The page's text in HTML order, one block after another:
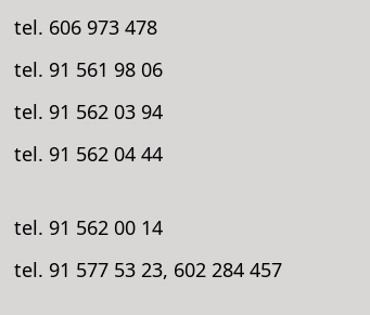
tel. 606 973 478
tel. 91 561 98 06
tel. 91 562 03 94
tel. 91 562 04 44
tel. 91 562 00 14
tel. 91 577 53 23, 602 284 457